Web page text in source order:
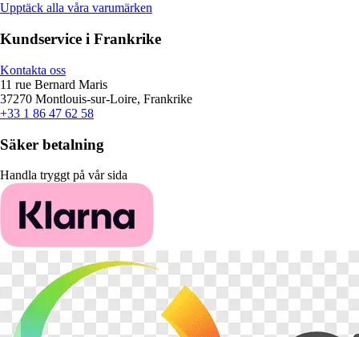
Upptäck alla våra varumärken
Kundservice i Frankrike
Kontakta oss
11 rue Bernard Maris
37270 Montlouis-sur-Loire, Frankrike
+33 1 86 47 62 58
Säker betalning
Handla tryggt på vår sida